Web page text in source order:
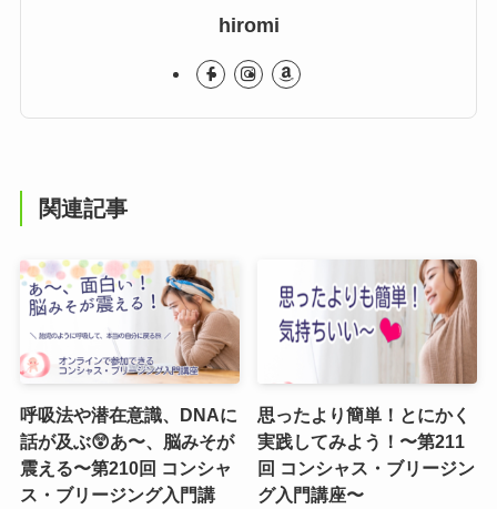
hiromi
関連記事
呼吸法や潜在意識、DNAに
話が及ぶ😲あ〜、脳みそが
震える〜第210回 コンシャ
ス・ブリージング入門講
思ったより簡単！とにかく
実践してみよう！〜第211
回 コンシャス・ブリージン
グ入門講座〜